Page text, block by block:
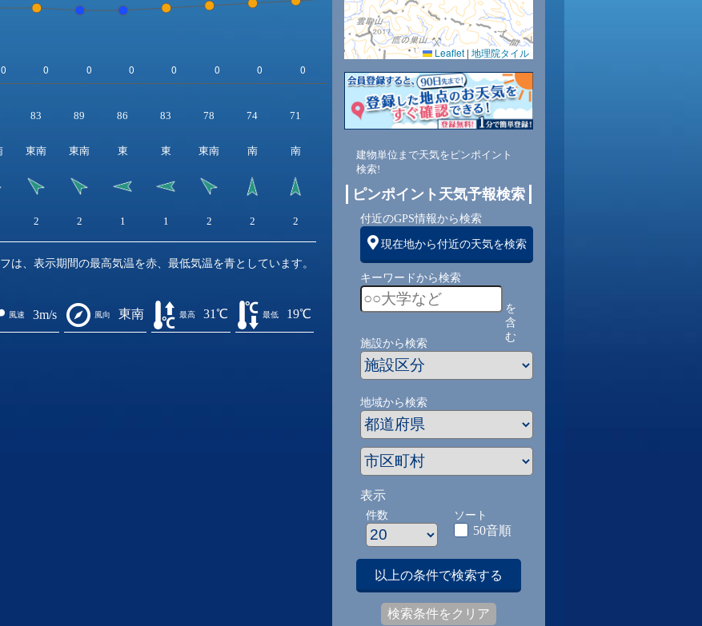
83 89 86 83 78 74 71 67 65 63
東南 東南 東 東 東南 南 南 東南 東南 東南 東南
2 2 1 1 2 2 2 3 3 3
は、表示期間の最高気温を赤、最低気温を青としています。
風速 3m/s 風向 東南 最高 31℃ 最低 19℃
Leaflet | 地理院タイル
建物単位まで天気をピンポイント
検索!
ピンポイント天気予報検索
付近のGPS情報から検索
現在地から付近の天気を検索
キーワードから検索
を
含
む
施設から検索
地域から検索
表示
件数 ソート
50音順
以上の条件で検索する
検索条件をクリア